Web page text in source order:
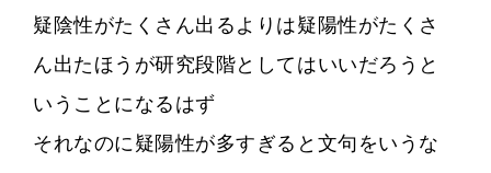
疑陰性がたくさん出るよりは疑陽性がたくさ
ん出たほうが研究段階としてはいいだろうと
いうことになるはず
それなのに疑陽性が多すぎると文句をいうな